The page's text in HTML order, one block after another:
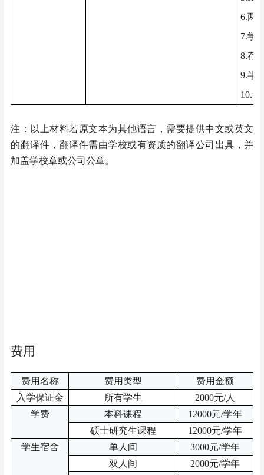
6.两
7.学
8.存
9.半
10.无
注：以上材料若原文本为其他语言，需要提供中文或英文
的翻译件，翻译件需由学校或有资质的翻译公司出具，并
加盖学校章或公司公章。
费用
费用名称 费用类型
费用金额
入学保证金
所有学生
2000元/人
学费
本科课程
12000元/学年
硕士研究生课程
12000元/学年
学生宿舍
单人间
3000元/学年
双人间
2000元/学年